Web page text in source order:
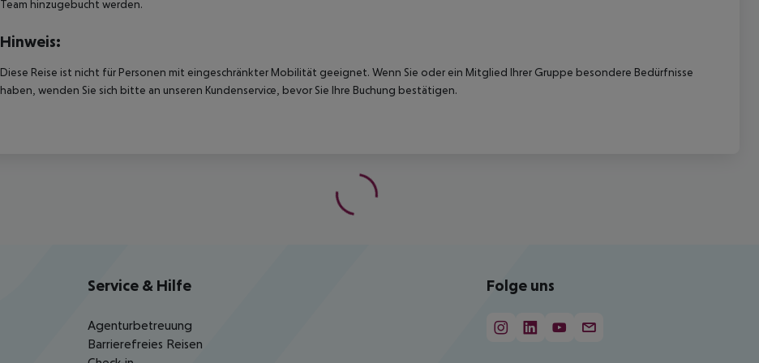
Team hinzugebucht werden.
Hinweis:
Diese Reise ist nicht für Personen mit eingeschränkter Mobilität geeignet. Wenn Sie oder ein Mitglied Ihrer Gruppe besondere Bedürfnisse
haben, wenden Sie sich bitte an unseren Kundenservice, bevor Sie Ihre Buchung bestätigen.
Service & Hilfe
Agenturbetreuung
Barrierefreies Reisen
Folge uns